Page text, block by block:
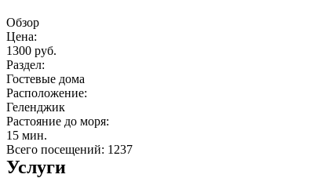
Обзор
Цена:
1300 руб.
Раздел:
Гостевые дома
Расположение:
Геленджик
Растояние до моря:
15 мин.
Всего посещений: 1237
Услуги